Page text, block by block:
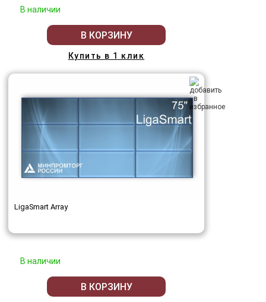
В наличии
В КОРЗИНУ
Купить в 1 клик
LigaSmart Array
В наличии
В КОРЗИНУ